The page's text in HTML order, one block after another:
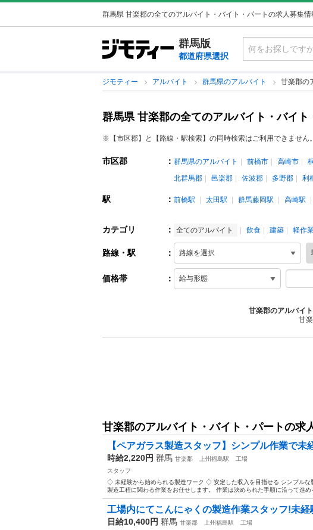
群馬県 甘楽郡の全てのアルバイト・バイト・パートの求人募集情
群馬版
都道府県選択
ジモティー アルバイト 群馬県のアルバイト 甘楽郡の
群馬県 甘楽郡の全てのアルバイト・バイ
※【市区郡】と【路線・駅検索】の同時検索はご利用できません
市区郡 ： 群馬県のアルバイト 前橋市 高崎市
北群馬郡
邑楽郡 佐波郡 多野郡 利
駅 ： 前橋駅 太田駅 群馬藤岡駅 高崎駅
カテゴリ ： 全てのアルバイト 飲食 建築 軽作
路線・駅 ：
価格帯 ：
甘楽郡のアルバイ
甘
甘楽郡のアルバイト・バイト・パートの求
【ペアガラス製造スタッフ】シンプル作業で
時給2,220円 群馬 甘楽郡 上州福島駅
工場
スタッフ
◇ 未経験から始められる製造ワーク ◇ 安定した収入を目指せる シンプルな
製造工程に関わる作業をお任せします。 作業は決められた手順に沿って進め
工場内にてこんにゃくの製造作業スタッフ!未
日給10,400円 群馬 甘楽郡 上州福島駅
工場